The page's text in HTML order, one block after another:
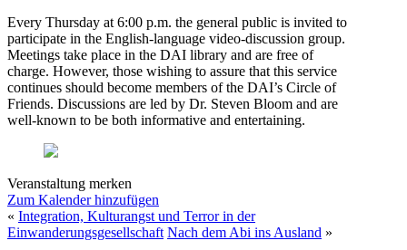
Every Thursday at 6:00 p.m. the general public is invited to
participate in the English-language video-discussion group.
Meetings take place in the DAI library and are free of
charge. However, those wishing to assure that this service
continues should become members of the DAI’s Circle of
Friends. Discussions are led by Dr. Steven Bloom and are
well-known to be both informative and entertaining.
Veranstaltung merken
Zum Kalender hinzufügen
« Integration, Kulturangst und Terror in der
Einwanderungsgesellschaft Nach dem Abi ins Ausland »